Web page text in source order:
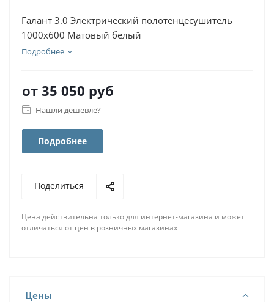
Галант 3.0 Электрический полотенцесушитель
1000х600 Матовый белый
Подробнее
от 35 050 руб
Нашли дешевле?
Подробнее
Поделиться
Цена действительна только для интернет-магазина и может
отличаться от цен в розничных магазинах
Цены